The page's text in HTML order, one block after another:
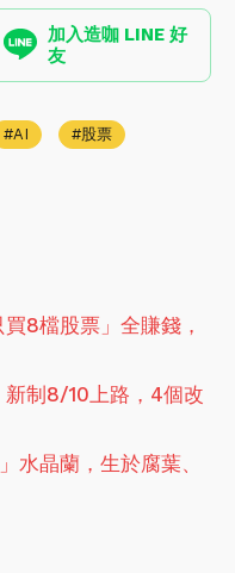
加入造咖 LINE 好
友
AI 股票
8檔股票」全賺錢，
制8/10上路，4個改
水晶蘭，生於腐葉、